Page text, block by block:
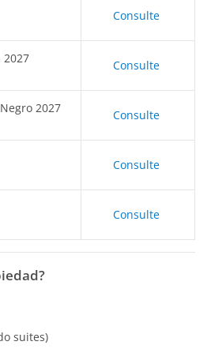
Consulte
2027 Consulte
2027 Consulte
Consulte
Consulte
suites)